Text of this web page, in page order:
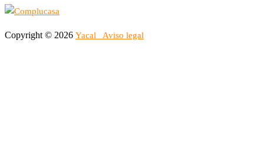
Copyright © 2026 Yacal Aviso legal